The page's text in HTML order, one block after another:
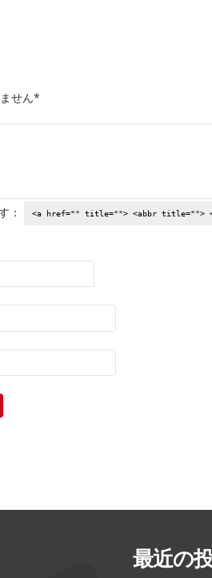
せん*
： <a href="" title=""> <abbr title="">
最近の